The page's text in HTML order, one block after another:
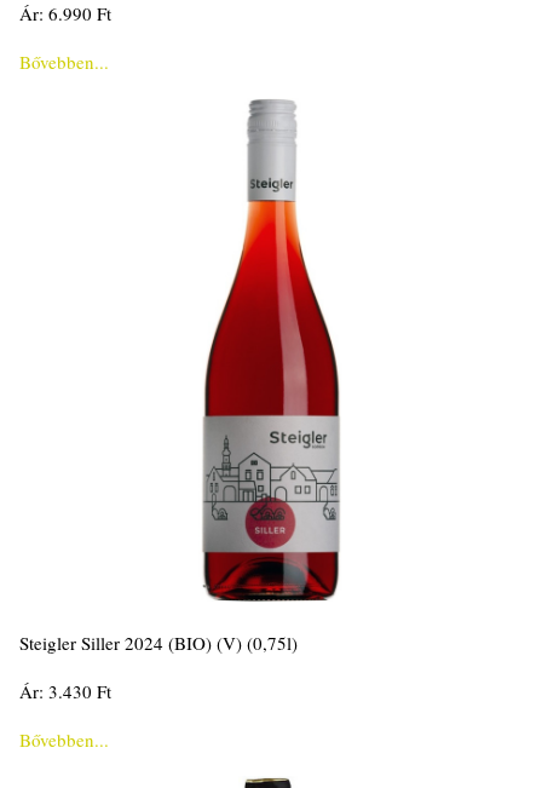
Ár: 6.990 Ft
Bővebben...
Steigler Siller 2024 (BIO) (V) (0,75l)
Ár: 3.430 Ft
Bővebben...